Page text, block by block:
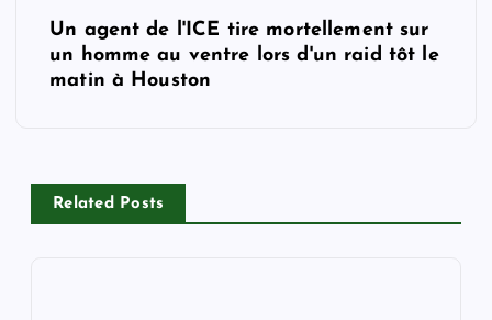
v
Un agent de l'ICE tire mortellement sur
un homme au ventre lors d'un raid tôt le
matin à Houston
Related Posts